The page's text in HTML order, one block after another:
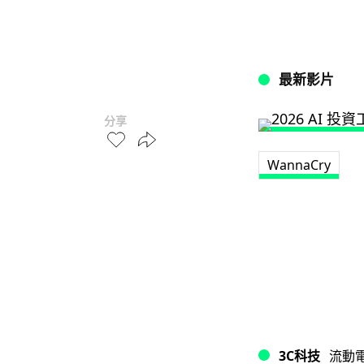
分享
最新影片
WannaCry
3C科技 流動